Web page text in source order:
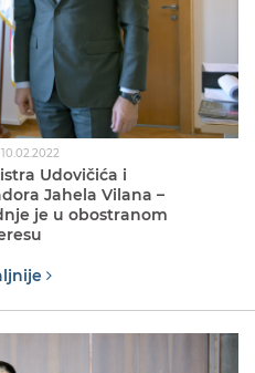
Udovičića i
Jahela Vilana –
je u obostranom